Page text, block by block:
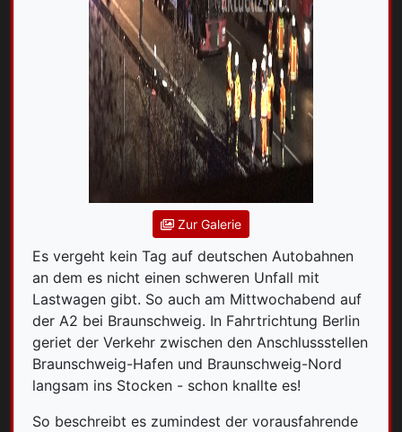
Zur Galerie
Es vergeht kein Tag auf deutschen Autobahnen
an dem es nicht einen schweren Unfall mit
Lastwagen gibt. So auch am Mittwochabend auf
der A2 bei Braunschweig. In Fahrtrichtung Berlin
geriet der Verkehr zwischen den Anschlussstellen
Braunschweig-Hafen und Braunschweig-Nord
langsam ins Stocken - schon knallte es!
So beschreibt es zumindest der vorausfahrende